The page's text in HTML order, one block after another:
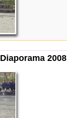
Diaporama 2008